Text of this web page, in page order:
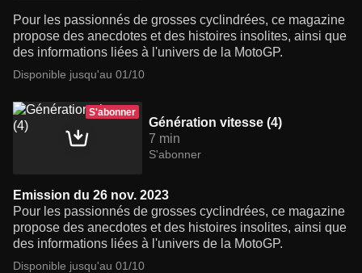
Pour les passionnés de grosses cyclindrées, ce magazine
propose des anecdotes et des histoires insolites, ainsi que
des informations liées à l'univers de la MotoGP.
Disponible jusqu'au 01/10
S'abonner
Génération vitesse (4)
7 min
S'abonner
Emission du 26 nov. 2023
Pour les passionnés de grosses cyclindrées, ce magazine
propose des anecdotes et des histoires insolites, ainsi que
des informations liées à l'univers de la MotoGP.
Disponible jusqu'au 01/10